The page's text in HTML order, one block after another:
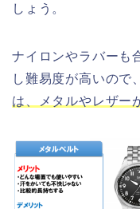
しょう。
ナイロンやラバーも
し難易度が高いので、
は、メタルやレザー